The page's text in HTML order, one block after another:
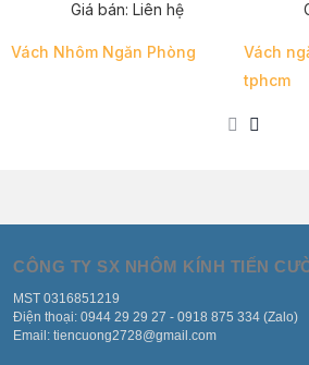
Giá bán: Liên hệ
Vách Nhôm Ngăn Phòng
Vách
tphcm
CÔNG TY SX NHÔM KÍNH TIẾN
MST 0316851219
Điện thoại: 0944 29 29 27 - 0918 875 334 (Zalo)
Email: tiencuong2728@gmail.com